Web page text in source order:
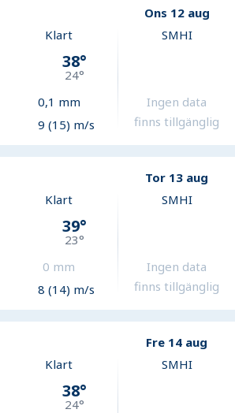
Ons 12 aug
Klart
38°
24°
0,1 mm
9 (15) m/s
SMHI
Ingen data
finns tillgänglig
Tor 13 aug
Klart
39°
23°
0 mm
8 (14) m/s
SMHI
Ingen data
finns tillgänglig
Fre 14 aug
Klart
38°
24°
SMHI